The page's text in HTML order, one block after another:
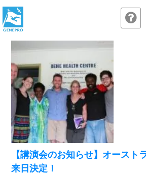
【講演会のお知らせ】オースト
来日決定！